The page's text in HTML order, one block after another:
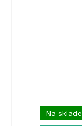
Na sklade